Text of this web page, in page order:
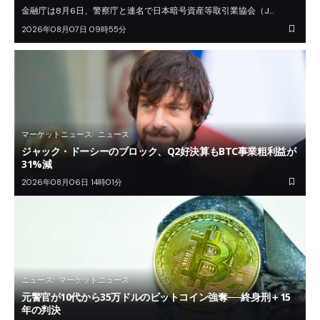
金融庁は8月6日、警察庁と連名で日本暗号資産等取引業協会（J…
2026年08月07日 09時55分
マーケットニュース ニュース
ジャック・ドーシーのブロック、Q2好決算もBTC事業粗利益が
31%減
2026年08月06日 14時01分
ニュース マーケットニュース
元警官が10代から35万ドルのビットコイン強奪──終身刑＋15
年の判決